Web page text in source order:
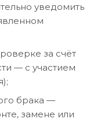
уведомить
за счёт
— с участием
брака —
замене или